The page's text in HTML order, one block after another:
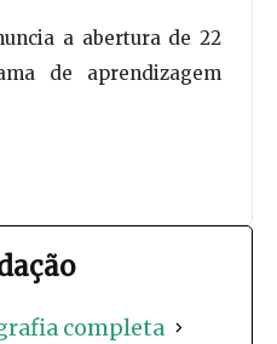
a abertura de 22
de aprendizagem
completa